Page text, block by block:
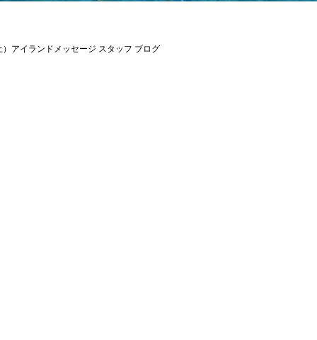
）アイランドメッセージ スタッフ ブログ